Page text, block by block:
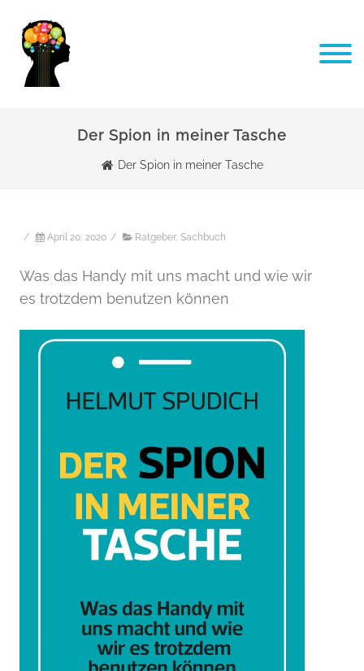
Der Spion in meiner Tasche
Der Spion in meiner Tasche
/ April 20, 2020 / Ratgeber, Sachbuch
Was das Handy mit uns macht und wie wir
es trotzdem benutzen können